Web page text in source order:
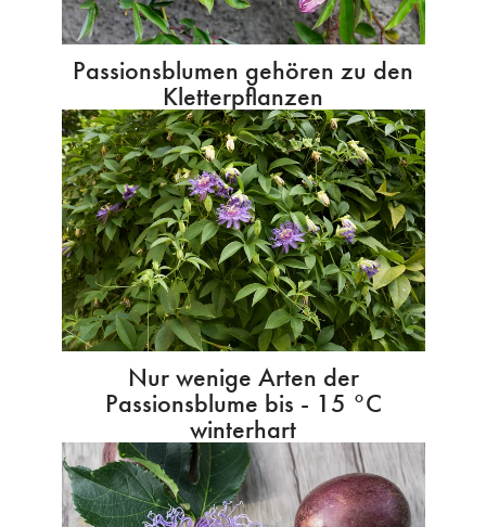
Passionsblumen gehören zu den
Kletterpflanzen
Nur wenige Arten der
Passionsblume bis - 15 °C
winterhart